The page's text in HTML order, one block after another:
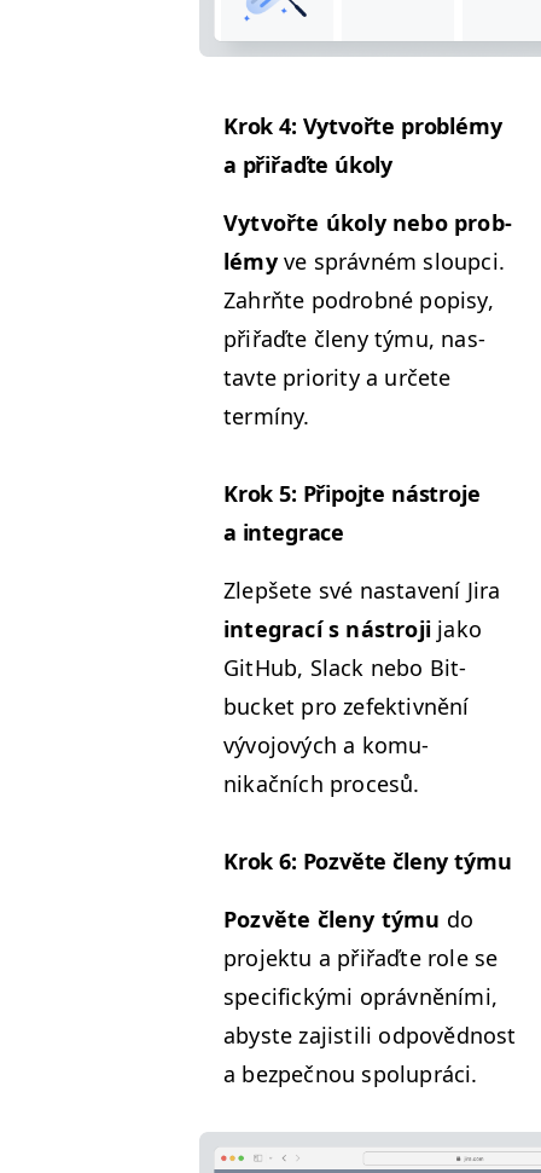
Krok 4: Vytvořte prob­lémy
a přiřaďte úkoly
Vytvořte úkoly nebo prob­
lémy ve správném sloup­ci.
Zahrňte podrob­né popisy,
přiřaďte čle­ny týmu, nas­
tavte pri­or­i­ty a určete
termíny.
Krok 5: Připo­jte nástro­je
a integrace
Zlepšete své nas­tavení Jira
inte­grací s nástro­ji jako
GitHub, Slack nebo Bit­
buck­et pro zefek­tivnění
vývo­jových a komu­
nikačních procesů.
Krok 6: Pozvěte čle­ny týmu
Pozvěte čle­ny týmu do
pro­jek­tu a přiřaďte role se
speci­fick­ý­mi oprávnění­mi,
abyste zajis­tili odpověd­nost
a bezpeč­nou spolupráci.